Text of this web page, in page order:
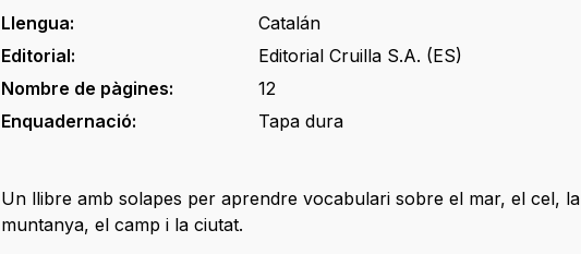
Llengua:
Catalán
Editorial:
Editorial Cruilla S.A. (ES)
Nombre de pàgines:
12
Enquadernació:
Tapa dura
Un llibre amb solapes per aprendre vocabulari sobre el mar, el cel, la
muntanya, el camp i la ciutat.